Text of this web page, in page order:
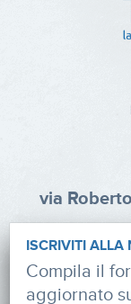
via
ISCRIVITI ALLA
Compila il
aggiornato